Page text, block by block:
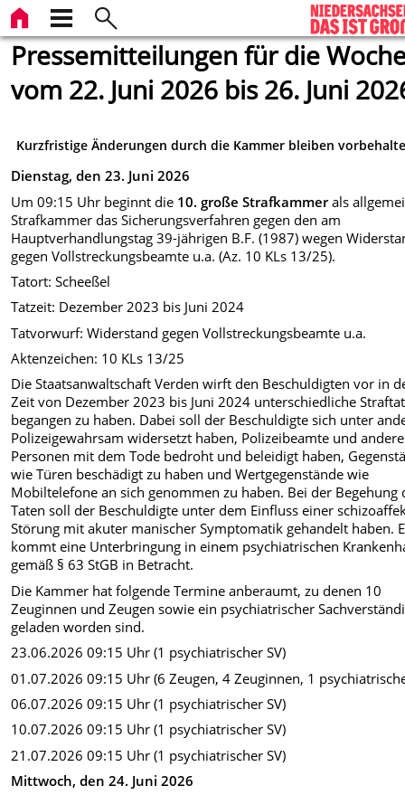
Pressemitteilungen für die
vom 22. Juni 2026 bis 26. Juni
Kurzfristige Änderungen durch die Kammer bleiben
Dienstag, den 23. Juni 2026
Um 09:15 Uhr beginnt die 10. große Strafkammerals
Strafkammer das Sicherungsverfahren gegen den am
Hauptverhandlungstag 39-jährigen B.F. (1987) wegen
gegen Vollstreckungsbeamte u.a. (Az. 10 KLs 13/25).
Tatort: Scheeßel
Tatzeit: Dezember 2023 bis Juni 2024
Tatvorwurf: Widerstand gegen Vollstreckungsbeamte u.a.
Aktenzeichen: 10 KLs 13/25
Die Staatsanwaltschaft Verden wirft den Beschuldigten vor in
Zeit von Dezember 2023 bis Juni 2024 unterschiedliche
begangen zu haben. Dabei soll der Beschuldigte sich unter
Polizeigewahrsam widersetzt haben, Polizeibeamte und andere
Personen mit dem Tode bedroht und beleidigt haben,
wie Türen beschädigt zu haben und Wertgegenstände wie
Mobiltelefone an sich genommen zu haben. Bei der Begehung
Taten soll der Beschuldigte unter dem Einfluss einer
Störung mit akuter manischer Symptomatik gehandelt haben.
kommt eine Unterbringung in einem psychiatrischen
gemäß § 63 StGB in Betracht.
Die Kammer hat folgende Termine anberaumt, zu denen 10
Zeuginnen und Zeugen sowie ein psychiatrischer
geladen worden sind.
23.06.2026 09:15 Uhr (1 psychiatrischer SV)
01.07.2026 09:15 Uhr (6 Zeugen, 4 Zeuginnen, 1
06.07.2026 09:15 Uhr (1 psychiatrischer SV)
10.07.2026 09:15 Uhr (1 psychiatrischer SV)
21.07.2026 09:15 Uhr (1 psychiatrischer SV)
Mittwoch, den 24. Juni 2026